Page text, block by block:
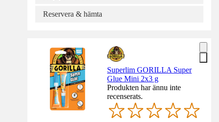
Reservera & hämta
Superlim GORILLA Super
Glue Mini 2x3 g
Produkten har ännu inte
recenserats.